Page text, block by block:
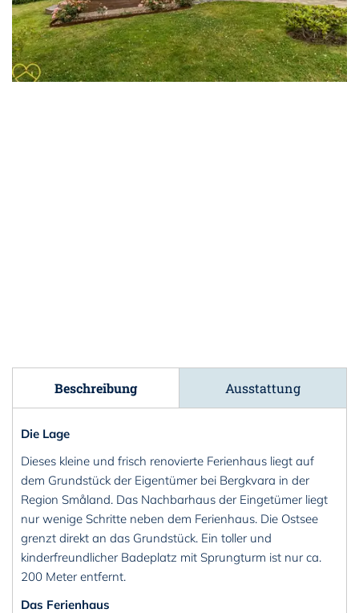
Beschreibung Ausstattung
Die Lage
Dieses kleine und frisch renovierte Ferienhaus liegt auf
dem Grundstück der Eigentümer bei Bergkvara in der
Region Småland. Das Nachbarhaus der Eingetümer liegt
nur wenige Schritte neben dem Ferienhaus. Die Ostsee
grenzt direkt an das Grundstück. Ein toller und
kinderfreundlicher Badeplatz mit Sprungturm ist nur ca.
200 Meter entfernt.
Das Ferienhaus